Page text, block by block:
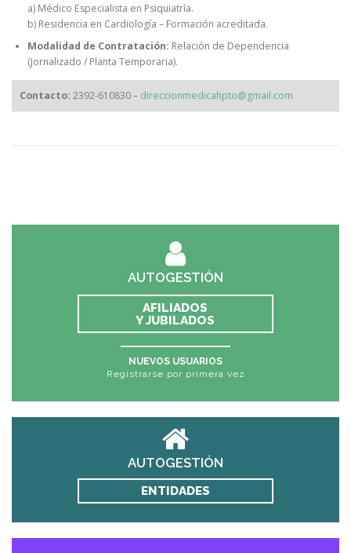
a) Médico Especialista en Psiquiatría.
b) Residencia en Cardiología – Formación acreditada.
Modalidad de Contratación: Relación de Dependencia
(Jornalizado / Planta Temporaria).
Contacto: 2392-610830 – direccionmedicahpto@gmail.com
AUTOGESTIÓN
AFILIADOS
Y JUBILADOS
NUEVOS USUARIOS
Registrarse por primera vez
AUTOGESTIÓN
ENTIDADES